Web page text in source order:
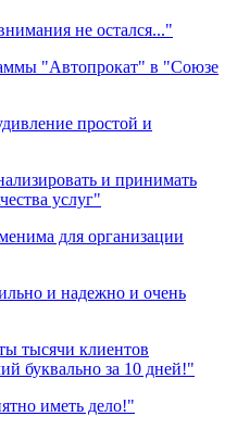
не остался..."
"Автопрокат" в "Союзе
простой и
и принимать
услуг"
для организации
и надежно и очень
тысячи клиентов
буквально за 10 дней!"
иметь дело!"